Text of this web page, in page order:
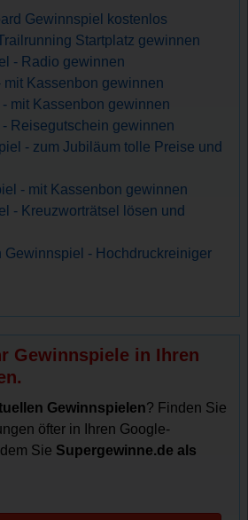
Gewinnspiel kostenlos
Startplatz gewinnen
- Radio gewinnen
mit Kassenbon gewinnen
mit Kassenbon gewinnen
Reisegutschein gewinnen
- zum Jubiläum tolle Preise und
- mit Kassenbon gewinnen
- Kreuzworträtsel lösen und
Gewinnspiel - Hochdruckreiniger
Gewinnspiele in Ihren
Gewinnspielen? Finden Sie
öfter in Ihren Google-
Sie Supergewinne.de als